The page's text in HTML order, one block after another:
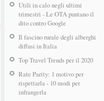
Utili in calo negli ultimi
trimestri - Le OTA puntano il
dito contro Google
Il fascino rurale degli alberghi
diffusi in Italia
Top Travel Trends per il 2020
Rate Parity: 1 motivo per
rispettarla - 10 modi per
infrangerla